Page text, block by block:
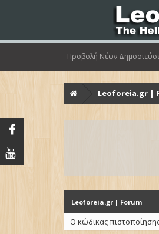
Προβολή Νέων
Leoforeia.gr |
Leoforeia.gr | Forum
Ο κώδικας